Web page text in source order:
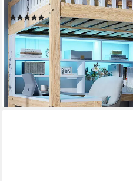
Stauraumtreppe, Regalen,
(1)
849,99 € UVP1.399,99 €
-39%
lieferbar - in 5-6 Werktagen bei dir